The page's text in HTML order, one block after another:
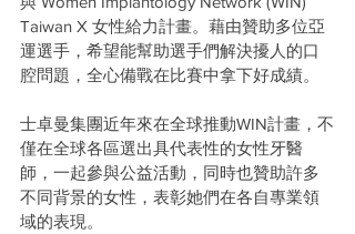
Taiwan X 女性給力計畫。藉由贊助多位亞
運選手，希望能幫助選手們解決擾人的口
腔問題，全心備戰在比賽中拿下好成績。
士卓曼集團近年來在全球推動WIN計畫，不
僅在全球各區選出具代表性的女性牙醫
師，一起參與公益活動，同時也贊助許多
不同背景的女性，表彰她們在各自專業領
域的表現。